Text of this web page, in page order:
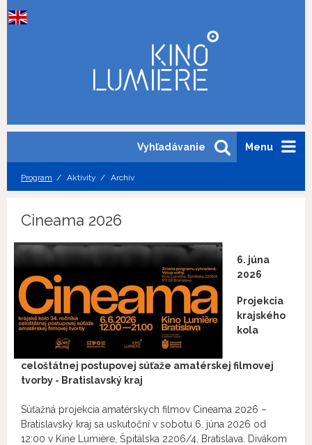
Menu
Vyhľadávanie
Program Aktivity Archív
Cineama 2026
6. júna
2026
Projekcia
krajského
kola
celoštátnej postupovej súťaže amatérskej filmovej
tvorby - Bratislavský kraj
Súťažná projekcia amatérskych filmov Cineama 2026 –
Bratislavský kraj sa uskutoční v sobotu 6. júna 2026 od
12:00 v Kine Lumière, Špitálska 2206/4, Bratislava. Divákom